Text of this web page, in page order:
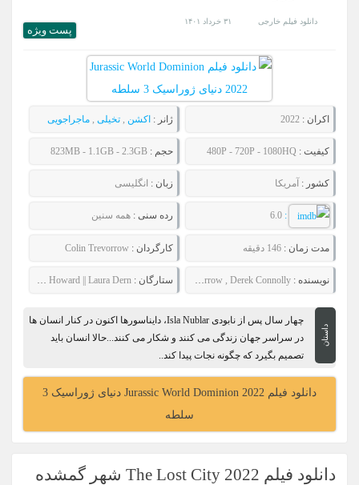
دانلود فیلم خارجی ۳۱ خرداد ۱۴۰۱
پست ويژه
اکران : 2022 ژانر : اکشن تخیلی ماجراجویی
کیفیت : 480P - 720P - 1080HQ حجم : 823MB - 1.1GB - 2.3GB
کشور : آمریکا زبان : انگلیسی
:
6.0 رده سنی : همه سنین
مدت زمان :146 دقیقه کارگردان : Colin Trevorrow
نویسنده :Emily Carmichael , Colin Trevorrow , Derek Connolly ستارگان : Chris Pratt || Bryce Dallas Howard || Laura Dern
داستان
چهار سال پس از نابودی Isla Nublar، دایناسورها اکنون در کنار انسان ها
در سراسر جهان زندگی می کنند و شکار می کنند...حالا انسان باید
تصمیم بگیرد که چگونه نجات پیدا کند..
دانلود فیلم Jurassic World Dominion 2022 دنیای ژوراسیک 3
سلطه
دانلود فیلم The Lost City 2022 شهر گمشده